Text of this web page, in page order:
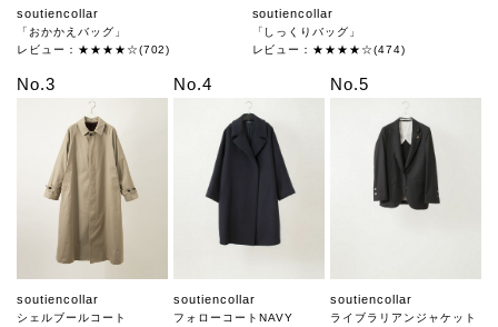
soutiencollar
「おかかえバッグ」
レビュー：★★★★☆(702)
soutiencollar
「しっくりバッグ」
レビュー：★★★★☆(474)
No.3
soutiencollar
シェルブールコート
No.4
soutiencollar
フォローコートNAVY
No.5
soutiencollar
ライブラリアンジャケット